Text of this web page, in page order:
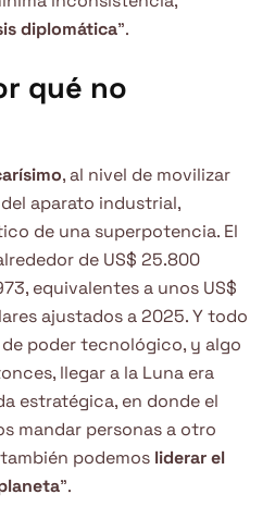
diplomática”.
qué no
, al nivel de movilizar
aparato industrial,
de una superpotencia. El
de US$ 25.800
equivalentes a unos US$
ajustados a 2025. Y todo
poder tecnológico, y algo
llegar a la Luna era
estratégica, en donde el
mandar personas a otro
podemos liderar el
”.